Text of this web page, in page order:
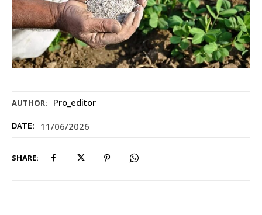
AUTHOR: Pro_editor
DATE: 11/06/2026
SHARE: